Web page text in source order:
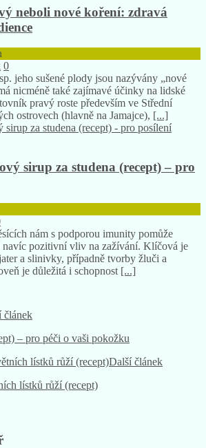
neboli nové koření: zdravá
0
jeho sušené plody jsou nazývány „nové
nicméně také zajímavé účinky na lidské
pravý roste především ve Střední
ostrovech (hlavně na Jamajce), [...]
sirup za studena (recept) – pro
nám s podporou imunity pomůže
pozitivní vliv na zažívání. Klíčová je
a slinivky, případně tvorby žluči a
je důležitá i schopnost [...]
článek
– pro péči o vaši pokožku
Další článek
lístků růží (recept)